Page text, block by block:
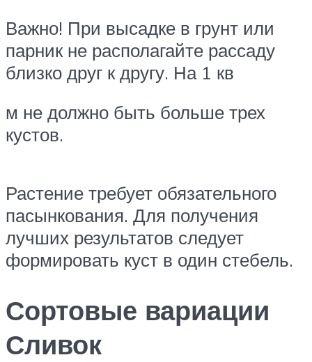
Важно! При высадке в грунт или
парник не располагайте рассаду
близко друг к другу. На 1 кв
м не должно быть больше трех
кустов.
Растение требует обязательного
пасынкования. Для получения
лучших результатов следует
формировать куст в один стебель.
Сортовые вариации
Сливок